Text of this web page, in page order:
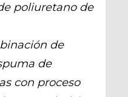
poliuretano de
de
de
con proceso